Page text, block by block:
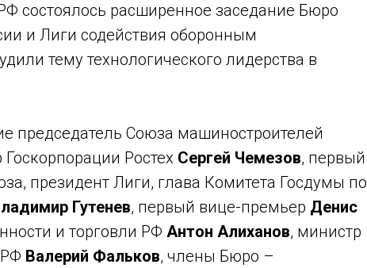
состоялось расширенное заседание Бюро
и Лиги содействия оборонным
тему технологического лидерства в
председатель Союза машиностроителей
Ростех Сергей Чемезов, первый
президент Лиги, глава Комитета Госдумы по
Гутенев, первый вице-премьер Денис
и торговли РФ Антон Алиханов, министр
Валерий Фальков, члены Бюро –